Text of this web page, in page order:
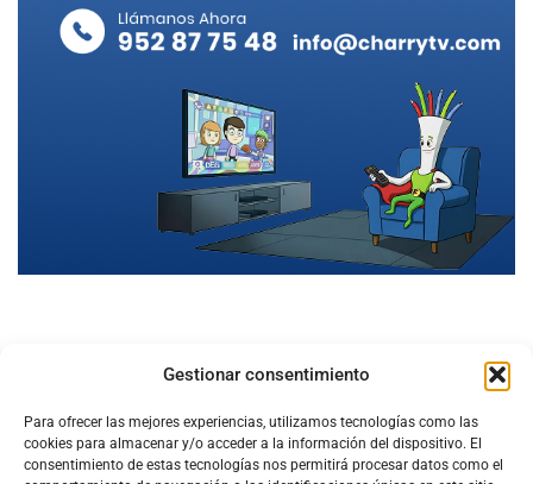
Gestionar consentimiento
Para ofrecer las mejores experiencias, utilizamos tecnologías como las
cookies para almacenar y/o acceder a la información del dispositivo. El
consentimiento de estas tecnologías nos permitirá procesar datos como el